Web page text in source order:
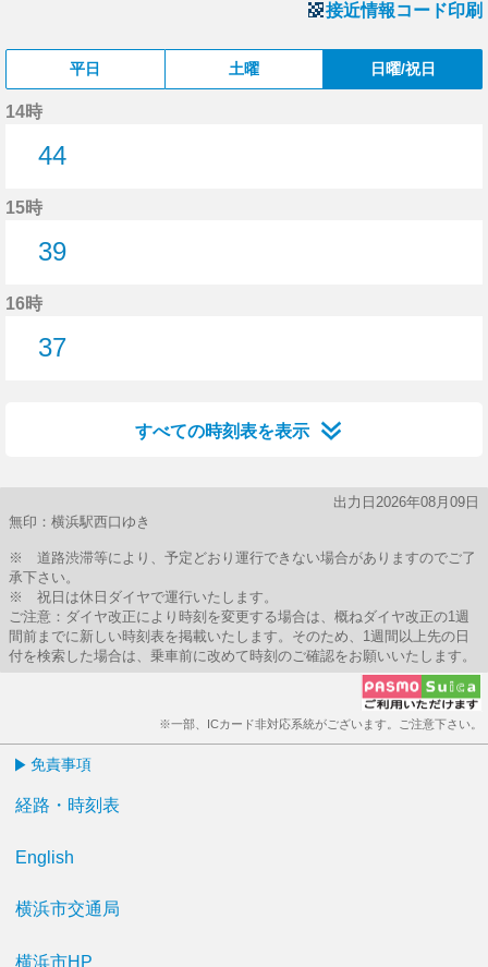
接近情報コード印刷
平日 土曜 日曜/祝日
14時
44
15時
39
16時
37
すべての時刻表を表示
出力日2026年08月09日
無印：横浜駅西口ゆき
※ 道路渋滞等により、予定どおり運行できない場合がありますのでご了
承下さい。
※ 祝日は休日ダイヤで運行いたします。
ご注意：ダイヤ改正により時刻を変更する場合は、概ねダイヤ改正の1週
間前までに新しい時刻表を掲載いたします。そのため、1週間以上先の日
付を検索した場合は、乗車前に改めて時刻のご確認をお願いいたします。
※一部、ICカード非対応系統がございます。ご注意下さい。
免責事項
経路・時刻表
English
横浜市交通局
横浜市HP